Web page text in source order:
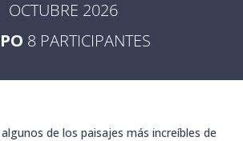
OCTUBRE 2026
8 PARTICIPANTES
de los paisajes más increíbles de